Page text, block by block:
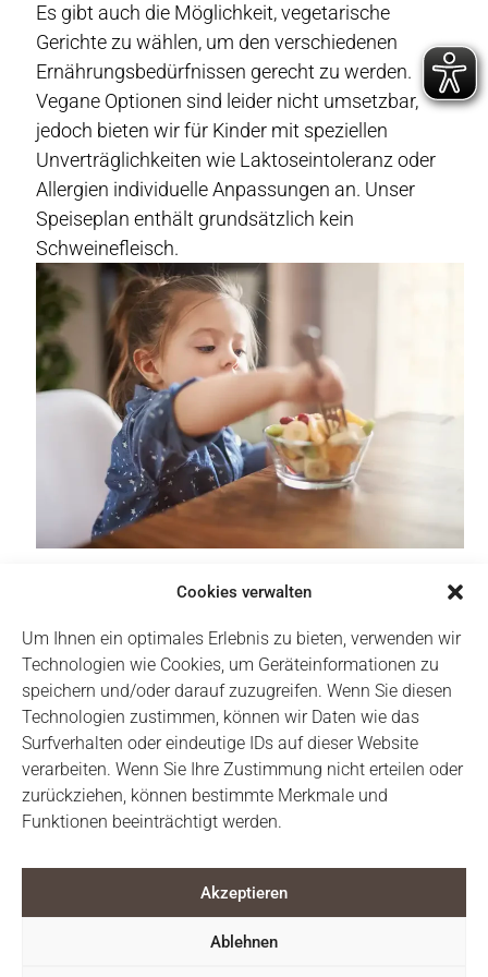
Cookies verwalten
Um Ihnen ein optimales Erlebnis zu bieten, verwenden wir
Technologien wie Cookies, um Geräteinformationen zu
speichern und/oder darauf zuzugreifen. Wenn Sie diesen
Technologien zustimmen, können wir Daten wie das
Surfverhalten oder eindeutige IDs auf dieser Website
verarbeiten. Wenn Sie Ihre Zustimmung nicht erteilen oder
zurückziehen, können bestimmte Merkmale und
Funktionen beeinträchtigt werden.
Akzeptieren
Ablehnen
Es gibt auch die Möglichkeit, vegetarische
Gerichte zu wählen, um den verschiedenen
Ernährungsbedürfnissen gerecht zu werden.
Vegane Optionen sind leider nicht umsetzbar,
jedoch bieten wir für Kinder mit speziellen
Unverträglichkeiten wie Laktoseintoleranz oder
Allergien individuelle Anpassungen an. Unser
Speiseplan enthält grundsätzlich kein
Schweinefleisch.
Das gemeinsame Mittagessen in der Krippe und
unserer Konzeption. Es fördert nicht nur die
Gemeinschaft und das soziale Miteinander,
sondern ist auch wichtig für den täglichen Ablauf.
Daher kann das Mittagessen nicht abbestellt
werden. Es wird in einer entspannten Atmosphäre
eingenommen, sodass die Kinder die Mahlzeit in
Ruhe genießen können.